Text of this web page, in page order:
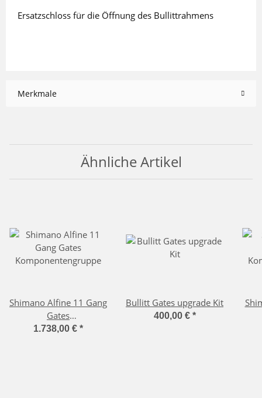
Ersatzschloss für die Öffnung des Bullittrahmens
Merkmale
Ähnliche Artikel
Shimano Alfine 11 Gang
Gates
Komponentengruppe
1.738,00 € *
Bullitt Gates upgrade Kit
400,00 € *